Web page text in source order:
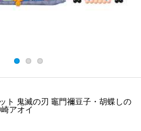
ト 鬼滅の刃 竈門禰豆子・胡蝶しの
アオイ